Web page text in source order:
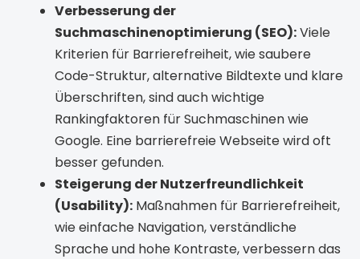
Verbesserung der
Suchmaschinenoptimierung (SEO):Viele
Kriterien für Barrierefreiheit, wie saubere
Code-Struktur, alternative Bildtexte und klare
Überschriften, sind auch wichtige
Rankingfaktoren für Suchmaschinen wie
Google. Eine barrierefreie Webseite wird oft
besser gefunden.
Steigerung der Nutzerfreundlichkeit
(Usability): Maßnahmen für Barrierefreiheit,
wie einfache Navigation, verständliche
Sprache und hohe Kontraste, verbessern das